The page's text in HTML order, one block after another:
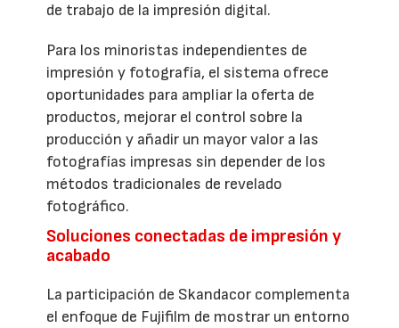
de trabajo de la impresión digital.
Para los minoristas independientes de
impresión y fotografía, el sistema ofrece
oportunidades para ampliar la oferta de
productos, mejorar el control sobre la
producción y añadir un mayor valor a las
fotografías impresas sin depender de los
métodos tradicionales de revelado
fotográfico.
Soluciones conectadas de impresión y
acabado
La participación de Skandacor complementa
el enfoque de Fujifilm de mostrar un entorno